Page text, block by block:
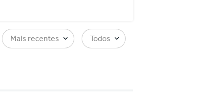
Mais recentes Todos